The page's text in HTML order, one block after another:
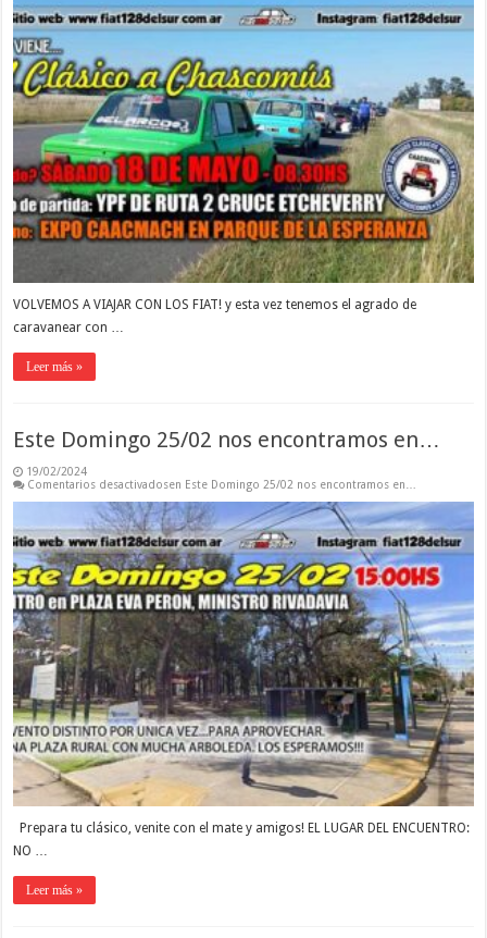
VOLVEMOS A VIAJAR CON LOS FIAT! y esta vez tenemos el agrado de
caravanear con …
Leer más »
Este Domingo 25/02 nos encontramos en…
19/02/2024
Comentarios desactivadosen Este Domingo 25/02 nos encontramos en…
Prepara tu clásico, venite con el mate y amigos! EL LUGAR DEL ENCUENTRO:
NO …
Leer más »